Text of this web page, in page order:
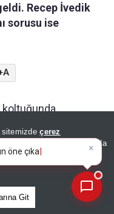
sitemizdeçerez
ve GDPR kapsamında
Metnimizi
Git
Recep İvedik
sorusu ise
koltuğunda
İvedik ile en
Afrika'ya
Peki, Recep
×
öne çıkan manşetleri
neler?